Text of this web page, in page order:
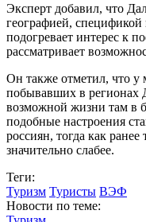
Эксперт добавил, что
географией, спецификой
подогревает интерес к
рассматривает
Он также отметил, что у
побывавших в регионах
возможной жизни там в
подобные настроения
россиян, тогда как
значительно слабее.
Теги:
Туризм Туристы ВЭФ
Новости по теме: